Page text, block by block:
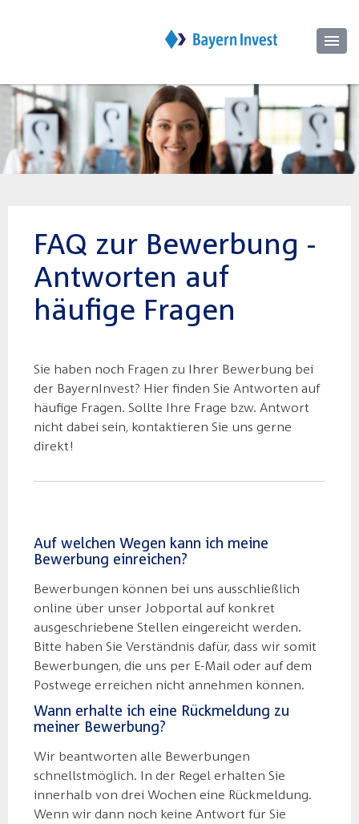
FAQ zur Bewerbung -
Antworten auf
häufige Fragen
Sie haben noch Fragen zu Ihrer Bewerbung bei
der BayernInvest? Hier finden Sie Antworten auf
häufige Fragen. Sollte Ihre Frage bzw. Antwort
nicht dabei sein, kontaktieren Sie uns gerne
direkt!
Auf welchen Wegen kann ich meine
Bewerbung einreichen?
Bewerbungen können bei uns ausschließlich
online über unser Jobportal auf konkret
ausgeschriebene Stellen eingereicht werden.
Bitte haben Sie Verständnis dafür, dass wir somit
Bewerbungen, die uns per E-Mail oder auf dem
Postwege erreichen nicht annehmen können.
Wann erhalte ich eine Rückmeldung zu
meiner Bewerbung?
Wir beantworten alle Bewerbungen
schnellstmöglich. In der Regel erhalten Sie
innerhalb von drei Wochen eine Rückmeldung.
Wenn wir dann noch keine Antwort für Sie